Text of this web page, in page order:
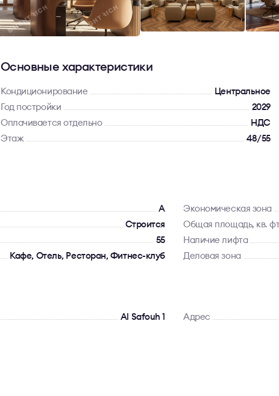
Основные характеристики
Кондиционирование Центральное
Год постройки
2029
Оплачивается отдельно
НДС
Этаж
48/55
A Экономическая зона
Строится Общая площадь, кв.
55 Наличие лифта
Кафе, Отель, Ресторан, Фитнес-клуб Деловая зона
Al Safouh 1 Адрес